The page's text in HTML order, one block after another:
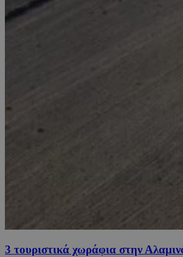
3 τουριστικά χωράφια στην